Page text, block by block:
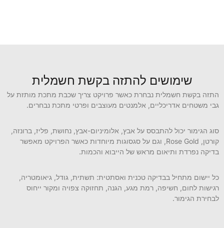
שימושים להתזה בקשת חשמלית
התזה בקשת חשמלית נבחרת כאשר פרויקט צריך שכבת מתכת מותזת על
גבי משטחים אדריכליים, אלמנטים מעוצבים ופרטי מתכת נבחרים.
סוג הגימור יכול להתבסס על אבץ, אלומיניום-אבץ, נחושת, פליז, ברונזה,
קורטן, Rose Gold, וגם על סגסוגות מיוחדות כאשר הפרויקט מאפשר
בדיקה נפרדת ותיאום מראש של הייבוא והכמות.
כל יישום מתחיל בבדיקה טכנית ואסתטית: תשתית, גודל, גיאומטריה,
רגישות לחום, חשיפה, רמת מגע, הגנה, תחזוקה צפויה ומקור ייחוס
לבחירת הגימור.